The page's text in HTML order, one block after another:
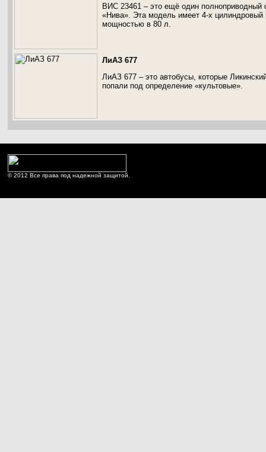
ВИС 23461 – это ещё один полноприводный
«Нива». Эта модель имеет 4-х
мощностью в 80 л.
ЛиАЗ 677
ЛиАЗ 677 – это автобусы, которые
попали под определение «культовые».
© 2012 Все права под надежной защитой.